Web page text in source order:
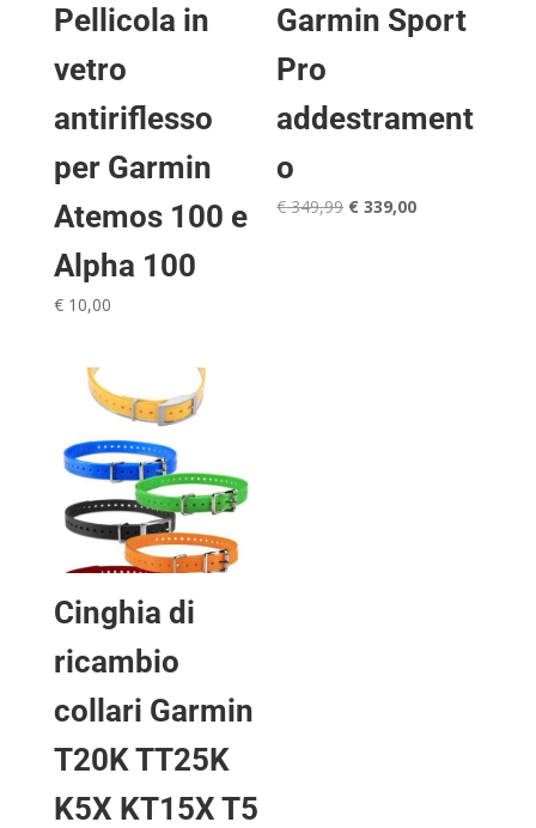
Pellicola in
vetro
antiriflesso
per Garmin
Atemos 100 e
Alpha 100
€10,00
Garmin Sport
Pro
addestrament
o
€349,99 Il
€ 339,00Il
Cinghia di
ricambio
collari Garmin
T20K TT25K
K5X KT15X T5